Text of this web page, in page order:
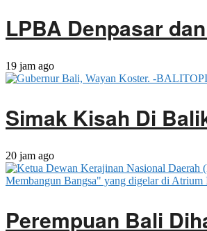
LPBA Denpasar
19 jam ago
Simak Kisah Di
20 jam ago
Perempuan Bali